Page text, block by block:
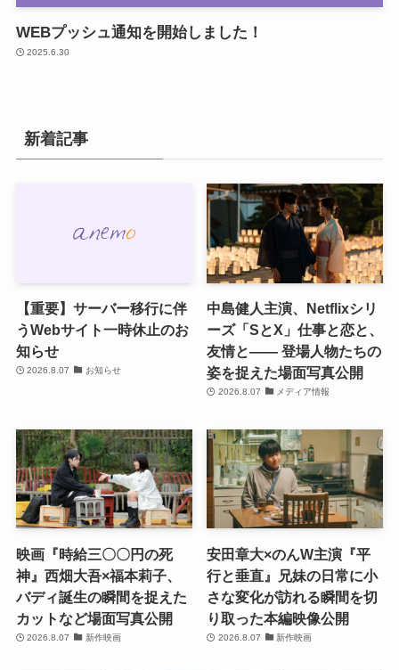
WEBプッシュ通知を開始しました！
2025.6.30
新着記事
【重要】サーバー移行に伴
うWebサイト一時休止のお
知らせ
2026.8.07 お知らせ
中島健人主演、Netflixシリ
ーズ「SとX」仕事と恋と、
友情と―― 登場人物たちの
姿を捉えた場面写真公開
2026.8.07 メディア情報
映画『時給三〇〇円の死
神』西畑大吾×福本莉子、
バディ誕生の瞬間を捉えた
カットなど場面写真公開
2026.8.07 新作映画
安田章大×のんW主演『平
行と垂直』兄妹の日常に小
さな変化が訪れる瞬間を切
り取った本編映像公開
2026.8.07 新作映画